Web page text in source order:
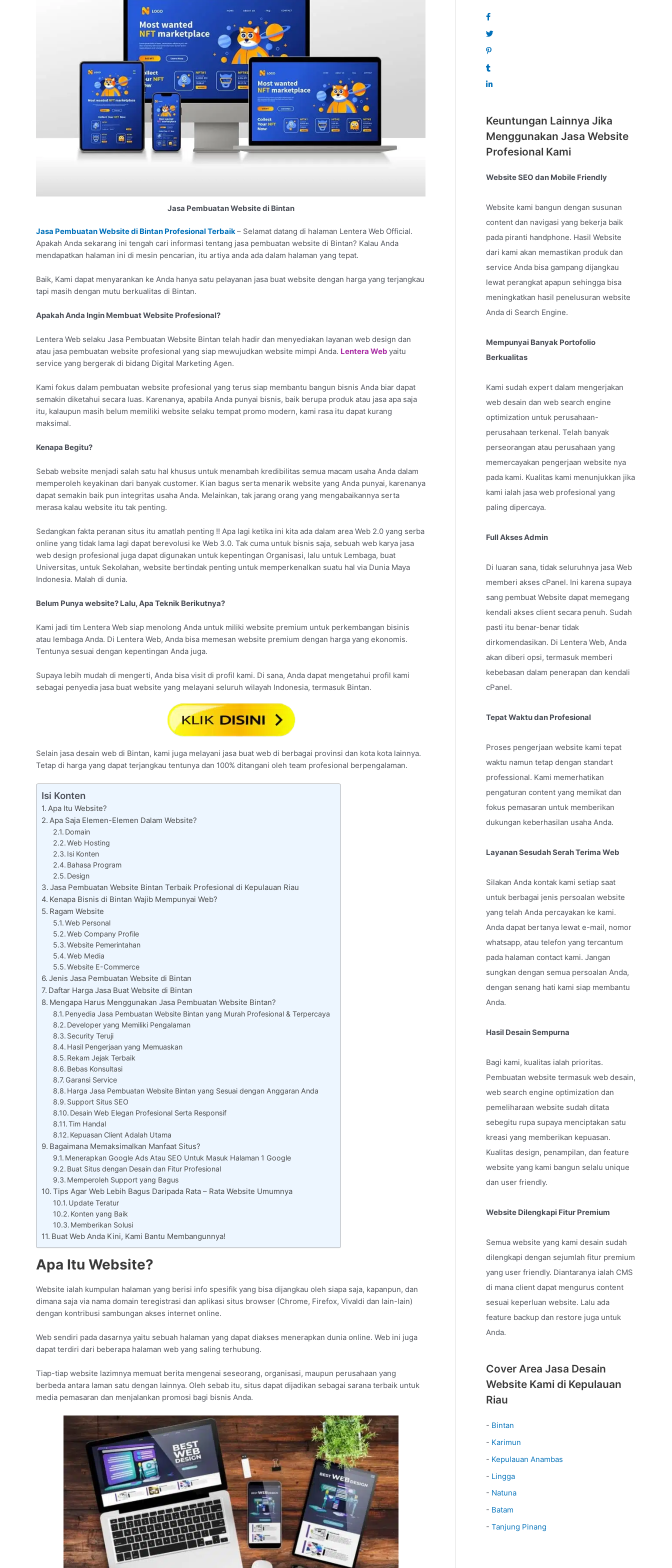
Jasa Pembuatan Website di Bintan
Jasa Pembuatan Website di Bintan Profesional Terbaik– Selamat datang di halaman Lentera Web Official.
Apakah Anda sekarang ini tengah cari informasi tentang jasa pembuatan website di Bintan? Kalau Anda
mendapatkan halaman ini di mesin pencarian, itu artiya anda ada dalam halaman yang tepat.
Baik, Kami dapat menyarankan ke Anda hanya satu pelayanan jasa buat website dengan harga yang terjangkau
tapi masih dengan mutu berkualitas di Bintan.
Apakah Anda Ingin Membuat Website Profesional?
Lentera Web selaku Jasa Pembuatan Website Bintan telah hadir dan menyediakan layanan web design dan
atau jasa pembuatan website profesional yang siap mewujudkan website mimpi Anda. Lentera Web yaitu
service yang bergerak di bidang Digital Marketing Agen.
Kami fokus dalam pembuatan website profesional yang terus siap membantu bangun bisnis Anda biar dapat
semakin diketahui secara luas. Karenanya, apabila Anda punyai bisnis, baik berupa produk atau jasa apa saja
itu, kalaupun masih belum memiliki website selaku tempat promo modern, kami rasa itu dapat kurang
maksimal.
Kenapa Begitu?
Sebab website menjadi salah satu hal khusus untuk menambah kredibilitas semua macam usaha Anda dalam
memperoleh keyakinan dari banyak customer. Kian bagus serta menarik website yang Anda punyai, karenanya
dapat semakin baik pun integritas usaha Anda. Melainkan, tak jarang orang yang mengabaikannya serta
merasa kalau website itu tak penting.
Sedangkan fakta peranan situs itu amatlah penting !! Apa lagi ketika ini kita ada dalam area Web 2.0 yang serba
online yang tidak lama lagi dapat berevolusi ke Web 3.0. Tak cuma untuk bisnis saja, sebuah web karya jasa
web design profesional juga dapat digunakan untuk kepentingan Organisasi, lalu untuk Lembaga, buat
Universitas, untuk Sekolahan, website bertindak penting untuk memperkenalkan suatu hal via Dunia Maya
Indonesia. Malah di dunia.
Belum Punya website? Lalu, Apa Teknik Berikutnya?
Kami jadi tim Lentera Web siap menolong Anda untuk miliki website premium untuk perkembangan bisinis
atau lembaga Anda. Di Lentera Web, Anda bisa memesan website premium dengan harga yang ekonomis.
Tentunya sesuai dengan kepentingan Anda juga.
Supaya lebih mudah di mengerti, Anda bisa visit di profil kami. Di sana, Anda dapat mengetahui profil kami
sebagai penyedia jasa buat website yang melayani seluruh wilayah Indonesia, termasuk Bintan.
Selain jasa desain web di Bintan, kami juga melayani jasa buat web di berbagai provinsi dan kota kota lainnya.
Tetap di harga yang dapat terjangkau tentunya dan 100% ditangani oleh team profesional berpengalaman.
Isi Konten
Apa Itu Website?
Apa Saja Elemen-Elemen Dalam Website?
Domain
Web Hosting
Isi Konten
Bahasa Program
Design
Jasa Pembuatan Website Bintan Terbaik Profesional di Kepulauan Riau
Kenapa Bisnis di Bintan Wajib Mempunyai Web?
Ragam Website
Web Personal
Web Company Profile
Website Pemerintahan
Web Media
Website E-Commerce
Jenis Jasa Pembuatan Website di Bintan
Daftar Harga Jasa Buat Website di Bintan
Mengapa Harus Menggunakan Jasa Pembuatan Website Bintan?
Penyedia Jasa Pembuatan Website Bintan yang Murah Profesional & Terpercaya
Developer yang Memiliki Pengalaman
Security Teruji
Hasil Pengerjaan yang Memuaskan
Rekam Jejak Terbaik
Bebas Konsultasi
Garansi Service
Harga Jasa Pembuatan Website Bintan yang Sesuai dengan Anggaran Anda
Support Situs SEO
Desain Web Elegan Profesional Serta Responsif
Tim Handal
Kepuasan Client Adalah Utama
Bagaimana Memaksimalkan Manfaat Situs?
Menerapkan Google Ads Atau SEO Untuk Masuk Halaman 1 Google
Buat Situs dengan Desain dan Fitur Profesional
Memperoleh Support yang Bagus
Tips Agar Web Lebih Bagus Daripada Rata – Rata Website Umumnya
Update Teratur
Konten yang Baik
Memberikan Solusi
Buat Web Anda Kini, Kami Bantu Membangunnya!
Apa Itu Website?
Website ialah kumpulan halaman yang berisi info spesifik yang bisa dijangkau oleh siapa saja, kapanpun, dan
dimana saja via nama domain teregistrasi dan aplikasi situs browser (Chrome, Firefox, Vivaldi dan lain-lain)
dengan kontribusi sambungan akses internet online.
Web sendiri pada dasarnya yaitu sebuah halaman yang dapat diakses menerapkan dunia online. Web ini juga
dapat terdiri dari beberapa halaman web yang saling terhubung.
Tiap-tiap website lazimnya memuat berita mengenai seseorang, organisasi, maupun perusahaan yang
berbeda antara laman satu dengan lainnya. Oleh sebab itu, situs dapat dijadikan sebagai sarana terbaik untuk
media pemasaran dan menjalankan promosi bagi bisnis Anda.
Keuntungan Lainnya Jika
Menggunakan Jasa Website
Profesional Kami
Website SEO dan Mobile Friendly
Website kami bangun dengan susunan
content dan navigasi yang bekerja baik
pada piranti handphone. Hasil Website
dari kami akan memastikan produk dan
service Anda bisa gampang dijangkau
lewat perangkat apapun sehingga bisa
meningkatkan hasil penelusuran website
Anda di Search Engine.
Mempunyai Banyak Portofolio
Berkualitas
Kami sudah expert dalam mengerjakan
web desain dan web search engine
optimization untuk perusahaan-
perusahaan terkenal. Telah banyak
perseorangan atau perusahaan yang
memercayakan pengerjaan website nya
pada kami. Kualitas kami menunjukkan jika
kami ialah jasa web profesional yang
paling dipercaya.
Full Akses Admin
Di luaran sana, tidak seluruhnya jasa Web
memberi akses cPanel. Ini karena supaya
sang pembuat Website dapat memegang
kendali akses client secara penuh. Sudah
pasti itu benar-benar tidak
dirkomendasikan. Di Lentera Web, Anda
akan diberi opsi, termasuk memberi
kebebasan dalam penerapan dan kendali
cPanel.
Tepat Waktu dan Profesional
Proses pengerjaan website kami tepat
waktu namun tetap dengan standart
professional. Kami memerhatikan
pengaturan content yang memikat dan
fokus pemasaran untuk memberikan
dukungan keberhasilan usaha Anda.
Layanan Sesudah Serah Terima Web
Silakan Anda kontak kami setiap saat
untuk berbagai jenis persoalan website
yang telah Anda percayakan ke kami.
Anda dapat bertanya lewat e-mail, nomor
whatsapp, atau telefon yang tercantum
pada halaman contact kami. Jangan
sungkan dengan semua persoalan Anda,
dengan senang hati kami siap membantu
Anda.
Hasil Desain Sempurna
Bagi kami, kualitas ialah prioritas.
Pembuatan website termasuk web desain,
web search engine optimization dan
pemeliharaan website sudah ditata
sebegitu rupa supaya menciptakan satu
kreasi yang memberikan kepuasan.
Kualitas design, penampilan, dan feature
website yang kami bangun selalu unique
dan user friendly.
Website Dilengkapi Fitur Premium
Semua website yang kami desain sudah
dilengkapi dengan sejumlah fitur premium
yang user friendly. Diantaranya ialah CMS
di mana client dapat mengurus content
sesuai keperluan website. Lalu ada
feature backup dan restore juga untuk
Anda.
Cover Area Jasa Desain
Website Kami di Kepulauan
Riau
- Bintan
- Karimun
- Kepulauan Anambas
- Lingga
- Natuna
- Batam
- Tanjung Pinang